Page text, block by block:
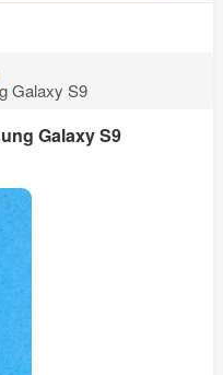
Galaxy S9
Galaxy S9